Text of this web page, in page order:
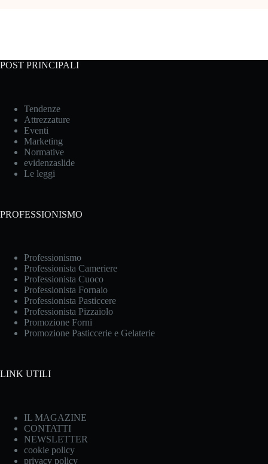
POST PRINCIPALI
Tendenze
Attrezzature
Eventi
Marketing
Normative
evidenzaslide
Le leggi
PROFESSIONISMO
Professionismo
Professionista Cameriere
Professionista Cuoco
Professionista Fornaio
Professionista Pasticcere
Professionista Pizzaiolo
Promozione Forni
Promozione Pasticcerie e Gelaterie
LINK UTILI
IL MAGAZINE
CONTATTI
NEWSLETTER
cookie policy
privacy policy